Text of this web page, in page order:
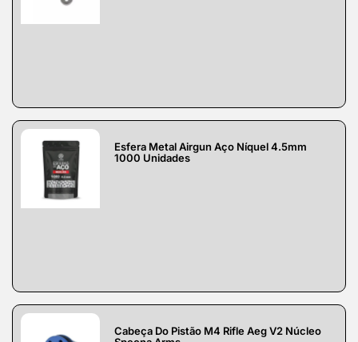
Esfera Metal Airgun Aço Níquel 4.5mm
1000 Unidades
Cabeça Do Pistão M4 Rifle Aeg V2 Núcleo